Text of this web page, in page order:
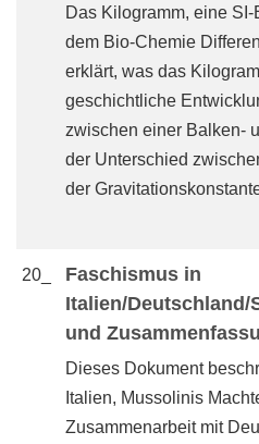
Das Kilogramm, eine
dem Bio-Chemie
erklärt, was das
geschichtliche
zwischen einer Balken-
der Unterschied
der
20_
Faschismus in
Italien/Deutschland/
und
Dieses Dokument
Italien, Mussolinis
Zusammenarbeit mit